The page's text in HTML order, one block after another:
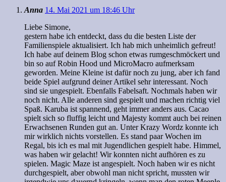
Anna 14. Mai 2021 um 18:46 Uhr
Liebe Simone,
gestern habe ich entdeckt, dass du die besten Liste der
Familienspiele aktualisiert. Ich hab mich unheimlich gefreut!
Ich habe auf deinem Blog schon etwas rumgeschmöckert und
bin so auf Robin Hood und MicroMacro aufmerksam
geworden. Meine Kleine ist dafür noch zu jung, aber ich fand
beide Spiel aufgrund deiner Artikel sehr interessant. Noch
sind sie ungespielt. Ebenfalls Fabelsaft. Nochmals haben wir
noch nicht. Alle anderen sind gespielt und machen richtig viel
Spaß. Karuba ist spannend, geht immer anders aus. Cacao
spielt sich so fluffig leicht und Majesty kommt auch bei reinen
Erwachsenen Runden gut an. Unter Krazy Wordz konnte ich
mir wirklich nichts vorstellen. Es stand paar Wochen im
Regal, bis ich es mal mit Jugendlichen gespielt habe. Himmel,
was haben wir gelacht! Wir konnten nicht aufhören es zu
spielen. Magic Maze ist angespielt. Noch haben wir es nicht
durchgespielt, aber obwohl man nicht spricht, mussten wir